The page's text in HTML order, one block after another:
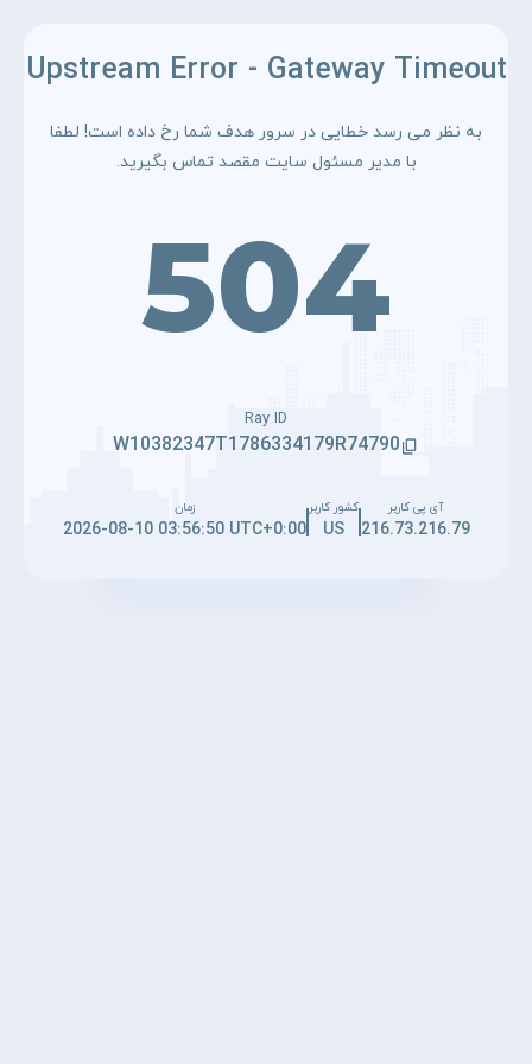
Upstream Error - Gateway Timeout
به نظر می رسد خطایی در سرور هدف شما رخ داده است! لطفا
با مدیر مسئول سایت مقصد تماس بگیرید.
504
Ray ID
W10382347T1786334179R74790
آی پی کاربر
216.73.216.79
کشور کاربر
US
زمان
2026-08-10 03:56:50 UTC+0:00